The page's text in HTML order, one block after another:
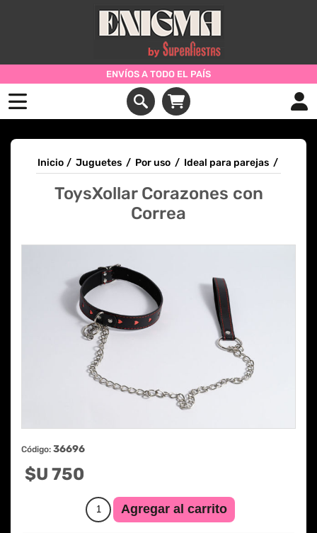
ENVÍOS A TODO EL PAÍS
Inicio / Juguetes / Por uso / Ideal para parejas /
ToysXollar Corazones con
Correa
Código: 36696
$U 750